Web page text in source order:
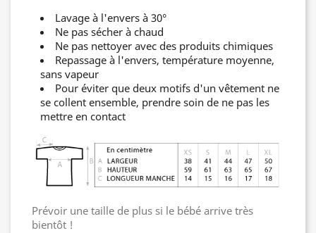
Lavage à l'envers à 30°
Ne pas sécher à chaud
Ne pas nettoyer avec des produits chimiques
Repassage à l'envers, température moyenne,
sans vapeur
Pour éviter que deux motifs d'un vêtement ne
se collent ensemble, prendre soin de ne pas les
mettre en contact
Prévoir une taille de plus si le bébé arrive très
bientôt !